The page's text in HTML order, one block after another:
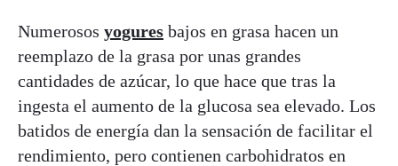
Numerosos yogures bajos en grasa hacen un
reemplazo de la grasa por unas grandes
cantidades de azúcar, lo que hace que tras la
ingesta el aumento de la glucosa sea elevado. Los
batidos de energía dan la sensación de facilitar el
rendimiento, pero contienen carbohidratos en